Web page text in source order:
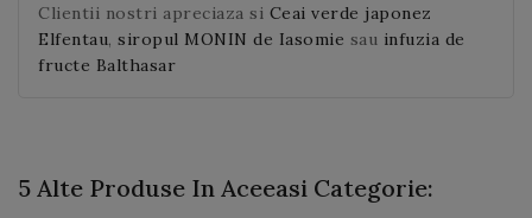
Clientii nostri apreciaza si Ceai verde japonez
Elfentau, siropul MONIN de Iasomie sau infuzia de
fructe Balthasar
5 Alte Produse In Aceeasi Categorie: